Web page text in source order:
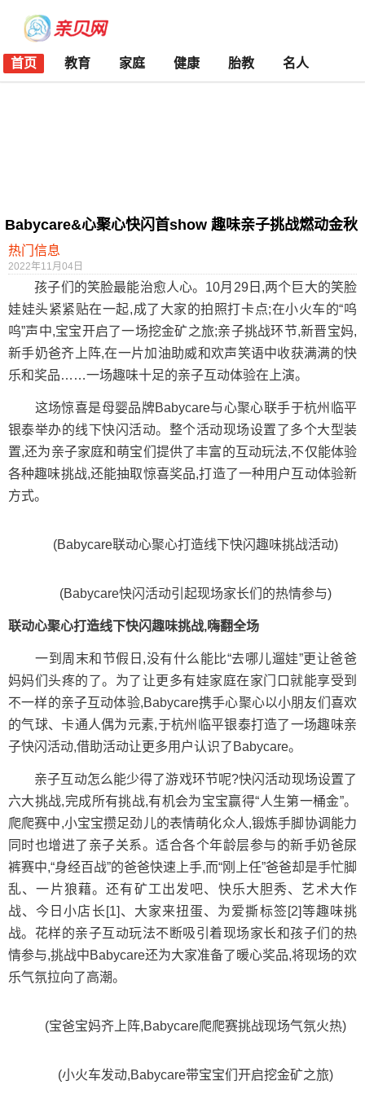
首页 教育 家庭 健康 胎教 名人
Babycare&心聚心快闪首show 趣味亲子挑战燃动金秋
热门信息
2022年11月04日
孩子们的笑脸最能治愈人心。10月29日,两个巨大的笑脸
娃娃头紧紧贴在一起,成了大家的拍照打卡点;在小火车的“呜
呜”声中,宝宝开启了一场挖金矿之旅;亲子挑战环节,新晋宝妈,
新手奶爸齐上阵,在一片加油助威和欢声笑语中收获满满的快
乐和奖品……一场趣味十足的亲子互动体验在上演。
这场惊喜是母婴品牌Babycare与心聚心联手于杭州临平
银泰举办的线下快闪活动。整个活动现场设置了多个大型装
置,还为亲子家庭和萌宝们提供了丰富的互动玩法,不仅能体验
各种趣味挑战,还能抽取惊喜奖品,打造了一种用户互动体验新
方式。
(Babycare联动心聚心打造线下快闪趣味挑战活动)
(Babycare快闪活动引起现场家长们的热情参与)
联动心聚心打造线下快闪趣味挑战,嗨翻全场
一到周末和节假日,没有什么能比“去哪儿遛娃”更让爸爸
妈妈们头疼的了。为了让更多有娃家庭在家门口就能享受到
不一样的亲子互动体验,Babycare携手心聚心以小朋友们喜欢
的气球、卡通人偶为元素,于杭州临平银泰打造了一场趣味亲
子快闪活动,借助活动让更多用户认识了Babycare。
亲子互动怎么能少得了游戏环节呢?快闪活动现场设置了
六大挑战,完成所有挑战,有机会为宝宝赢得“人生第一桶金”。
爬爬赛中,小宝宝攒足劲儿的表情萌化众人,锻炼手脚协调能力
同时也增进了亲子关系。适合各个年龄层参与的新手奶爸尿
裤赛中,“身经百战”的爸爸快速上手,而“刚上任”爸爸却是手忙脚
乱、一片狼藉。还有矿工出发吧、快乐大胆秀、艺术大作
战、今日小店长[1]、大家来扭蛋、为爱撕标签[2]等趣味挑
战。花样的亲子互动玩法不断吸引着现场家长和孩子们的热
情参与,挑战中Babycare还为大家准备了暖心奖品,将现场的欢
乐气氛拉向了高潮。
(宝爸宝妈齐上阵,Babycare爬爬赛挑战现场气氛火热)
(小火车发动,Babycare带宝宝们开启挖金矿之旅)